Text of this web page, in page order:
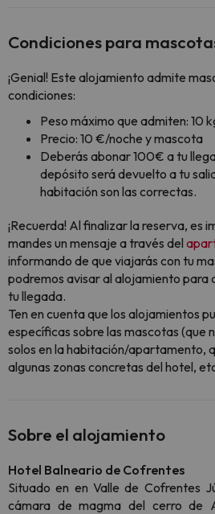
Condiciones para
¡Genial! Este alojamiento admite
condiciones:
Peso máximo que admiten: 10
Precio: 10 €/noche y mascota
Deberás abonar 100€ a tu
depósito será devuelto a tu
habitación son las correctas.
¡Recuerda! Al finalizar la reserva, es
mandes un mensaje a través del
informando de que viajarás con tu
podremos avisar al alojamiento para
tu llegada.
Ten en cuenta que los alojamientos
específicas sobre las mascotas (que
solos en la habitación/apartamento,
algunas zonas concretas del hotel,
Sobre el alojamiento
Hotel Balneario de Cofrentes
Situado en en Valle de Cofrentes
cámara de magma del cerro de